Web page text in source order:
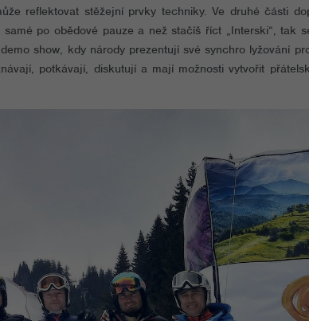
reflektovat stěžejní prvky techniky. Ve druhé části
po obědové pauze a než stačíš říct „Interski“, tak
show, kdy národy prezentují své synchro lyžování
potkávají, diskutují a mají možnosti vytvořit